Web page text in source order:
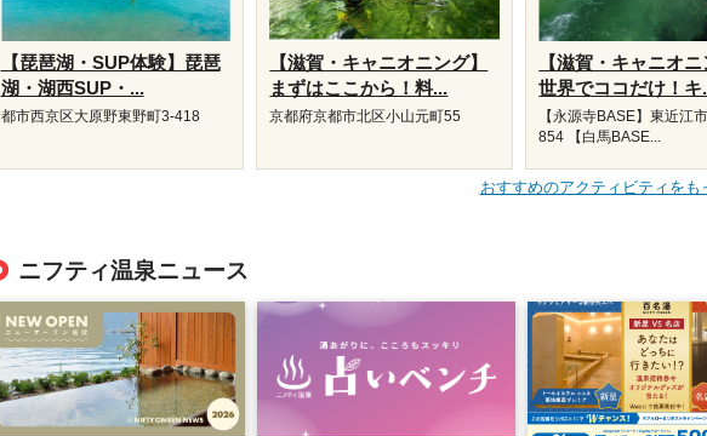
【琵琶湖・SUP体験】琵琶
湖・湖西SUP・...
都市西京区大原野東野町3-418
【滋賀・キャニオニング】
まずはここから！料...
京都府京都市北区小山元町55
【滋賀・キャニオニ
世界でココだけ！キ
【永源寺BASE】東近江
854 【白馬BASE...
おすすめのアクティビティをも
ニフティ温泉ニュース